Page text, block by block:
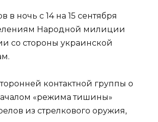
ночь с 14 на 15 сентября
Народной милиции
со стороны украинской
контактной группы о
«режима тишины»
из стрелкового оружия,